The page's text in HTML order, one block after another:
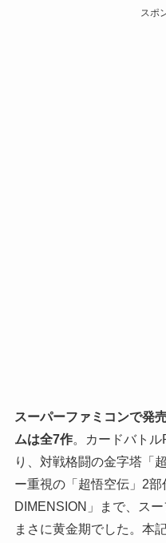
スポ
スーパーファミコンで発
ムは全7作。カードバトル
り、対戦格闘の金字塔「
ー重視の「超悟空伝」2
DIMENSION」まで、ス
まさに黄金期でした。本